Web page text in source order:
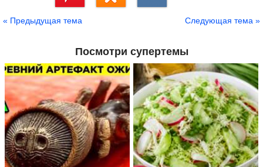
« Предыдущая тема Следующая тема »
Посмотри супертемы